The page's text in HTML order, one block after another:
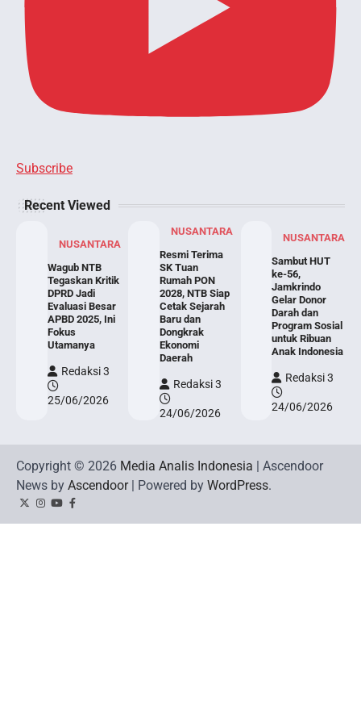
Subscribe
Recent Viewed
NUSANTARA
Wagub NTB
Tegaskan Kritik
DPRD Jadi
Evaluasi Besar
APBD 2025, Ini
Fokus
Utamanya
Redaksi 3
25/06/2026
NUSANTARA
Resmi Terima
SK Tuan
Rumah PON
2028, NTB Siap
Cetak Sejarah
Baru dan
Dongkrak
Ekonomi
Daerah
Redaksi 3
24/06/2026
NUSANTARA
Sambut HUT
ke-56,
Jamkrindo
Gelar Donor
Darah dan
Program Sosial
untuk Ribuan
Anak Indonesia
Redaksi 3
24/06/2026
Copyright © 2026 Media Analis Indonesia | Ascendoor
News by Ascendoor| Powered by WordPress.
TwitterInstagram
YouTubeFacebook